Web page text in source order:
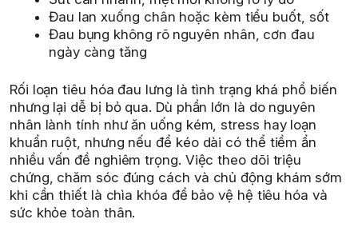
Đau lan xuống chân hoặc kèm tiểu buốt, sốt
Đau bụng không rõ nguyên nhân, cơn đau
ngày càng tăng
Rối loạn tiêu hóa đau lưng là tình trạng khá phổ biến
nhưng lại dễ bị bỏ qua. Dù phần lớn là do nguyên
nhân lành tính như ăn uống kém, stress hay loạn
khuẩn ruột, nhưng nếu để kéo dài có thể tiềm ẩn
nhiều vấn đề nghiêm trọng. Việc theo dõi triệu
chứng, chăm sóc đúng cách và chủ động khám sớm
khi cần thiết là chìa khóa để bảo vệ hệ tiêu hóa và
sức khỏe toàn thân.